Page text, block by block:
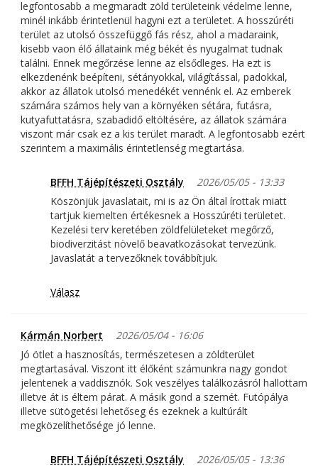
legfontosabb a megmaradt zöld területeink védelme lenne,
minél inkább érintetlenül hagyni ezt a területet. A hosszúréti
terület az utolsó összefüggő fás rész, ahol a madaraink,
kisebb vaon élő állataink még békét és nyugalmat tudnak
találni. Ennek megőrzése lenne az elsődleges. Ha ezt is
elkezdenénk beépíteni, sétányokkal, világítással, padokkal,
akkor az állatok utolsó menedékét vennénk el. Az emberek
számára számos hely van a környéken sétára, futásra,
kutyafuttatásra, szabadidő eltöltésére, az állatok számára
viszont már csak ez a kis terület maradt. A legfontosabb ezért
szerintem a maximális érintetlenség megtartása.
BFFH Tájépítészeti Osztály
2026/05/05 - 13:33
Köszönjük javaslatait, mi is az Ön által írottak miatt
tartjuk kiemelten értékesnek a Hosszúréti területet.
Kezelési terv keretében zöldfelületeket megőrző,
biodiverzitást növelő beavatkozásokat tervezünk.
Javaslatát a tervezőknek továbbítjuk.
Válasz
Kármán Norbert
2026/05/04 - 16:06
Jó ötlet a hasznosítás, természetesen a zöldterület
megtartasával. Viszont itt élőként számunkra nagy gondot
jelentenek a vaddisznók. Sok veszélyes találkozásról hallottam
illetve át is éltem párat. A másik gond a szemét. Futópálya
illetve sütögetési lehetőseg és ezeknek a kultúrált
megközelíthetősége jó lenne.
BFFH Tájépítészeti Osztály
2026/05/05 - 13:36